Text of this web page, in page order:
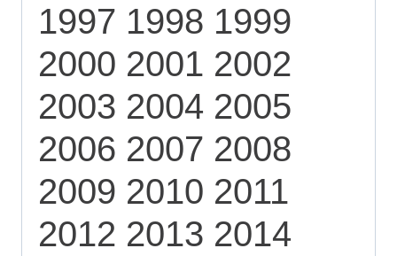
1997 1998 1999
2000 2001 2002
2003 2004 2005
2006 2007 2008
2009 2010 2011
2012 2013 2014